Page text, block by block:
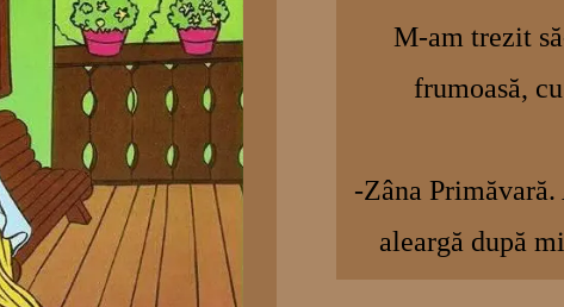
M-am trezit
frumoasă,
-Zâna
aleargă după